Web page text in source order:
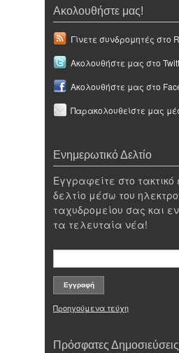
Ακολουθήστε μας!
Γίνετε συνδρομητές στο
Ακολουθήστε μας στο
Ακολουθήστε μας στο
Παρακολουθείστε μας
Ενημερωτικό Δελτίο
Εγγραφείτε στο τακτικό
δελτίο μέσω του
ταχυδρομείου σας και
τα τελευταία νέα!
Προηγούμενα τεύχη
Πρόσφατες Δημοσιεύσεις